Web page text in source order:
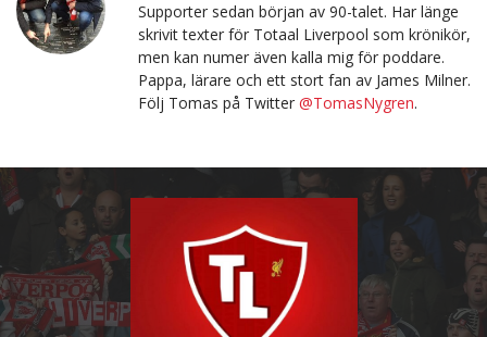
Supporter sedan början av 90-talet. Har länge
skrivit texter för Totaal Liverpool som krönikör,
men kan numer även kalla mig för poddare.
Pappa, lärare och ett stort fan av James Milner.
Följ Tomas på Twitter @TomasNygren.